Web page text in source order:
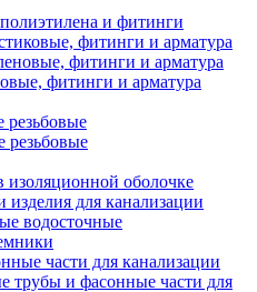
и фитинги
фитинги и арматура
фитинги и арматура
фитинги и арматура
оболочке
для канализации
водосточные
части для канализации
трубы и фасонные части для